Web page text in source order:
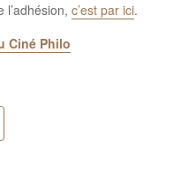
c’est par ici.
Ciné Philo